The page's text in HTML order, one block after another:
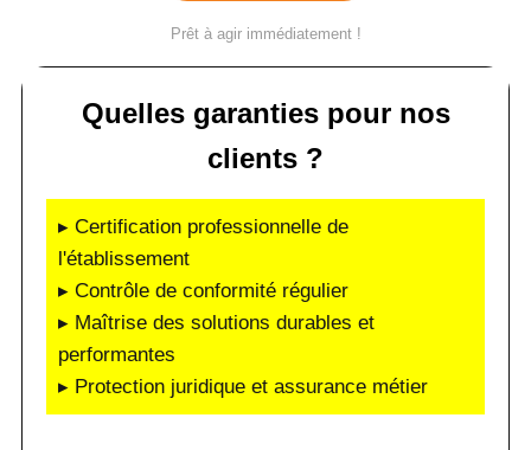
Prêt à agir immédiatement !
Quelles garanties pour nos
clients ?
▸ Certification professionnelle de
l'établissement
▸ Contrôle de conformité régulier
▸ Maîtrise des solutions durables et
performantes
▸ Protection juridique et assurance métier